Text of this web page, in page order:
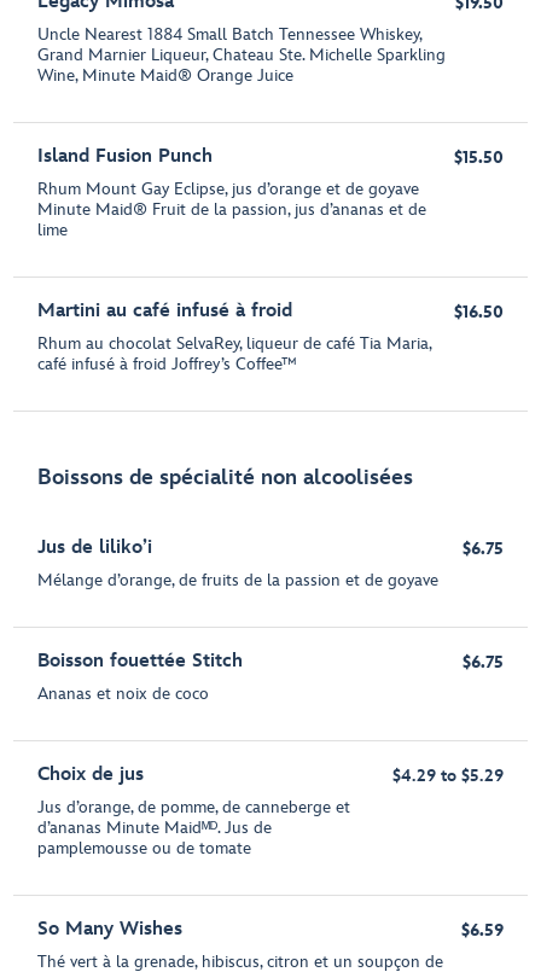
Uncle Nearest 1884 Small Batch Tennessee Whiskey,
Grand Marnier Liqueur, Chateau Ste. Michelle Sparkling
Wine, Minute Maid® Orange Juice
Island Fusion Punch
Rhum Mount Gay Eclipse, jus d’orange et de goyave
Minute Maid® Fruit de la passion, jus d’ananas et de
lime
$15.50
Martini au café infusé à froid
Rhum au chocolat SelvaRey, liqueur de café Tia Maria,
café infusé à froid Joffrey’s Coffee™
$16.50
Boissons de spécialité non alcoolisées
Jus de liliko’i
Mélange d’orange, de fruits de la passion et de goyave
$6.75
Boisson fouettée Stitch
Ananas et noix de coco
$6.75
Choix de jus
Jus d’orange, de pomme, de canneberge et
d’ananas Minute Maidᴹᴰ. Jus de
pamplemousse ou de tomate
$4.29 to $5.29
So Many Wishes
Thé vert à la grenade, hibiscus, citron et un soupçon de
$6.59